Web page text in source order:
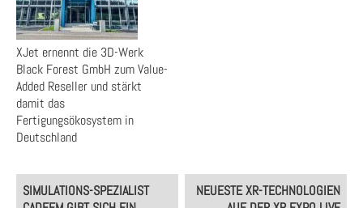
XJet ernennt die 3D-Werk
Black Forest GmbH zum Value-
Added Reseller und stärkt
damit das
Fertigungsökosystem in
Deutschland
Post
navigation
SIMULATIONS-SPEZIALIST
NEUESTE XR-TECHNOLOGIEN